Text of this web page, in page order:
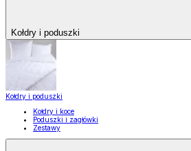
Kołdry i poduszki
Kołdry i poduszki
Kołdry i koce
Poduszki i zagłówki
Zestawy